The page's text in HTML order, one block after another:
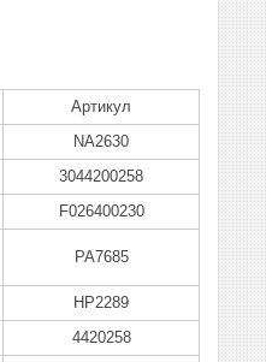
Артикул
NA2630
3044200258
F026400230
PA7685
HP2289
4420258